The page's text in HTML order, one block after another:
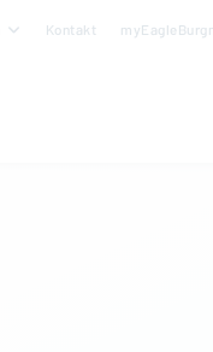
Kontakt